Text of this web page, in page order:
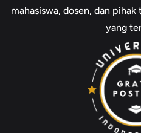
mahasiswa, dosen, dan
yang